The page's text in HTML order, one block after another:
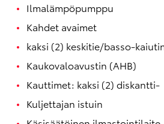
Ilmalämpöpumppu
Kahdet avaimet
kaksi (2) keskitie/basso-
Kaukovaloavustin (AHB)
Kauttimet: kaksi (2) diskantti-
Kuljettajan istuin